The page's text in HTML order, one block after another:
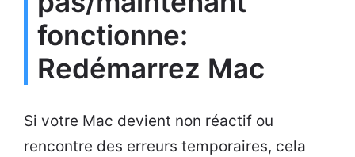
fonctionne:
Redémarrez Mac
Si votre Mac devient non réactif ou
rencontre des erreurs temporaires, cela